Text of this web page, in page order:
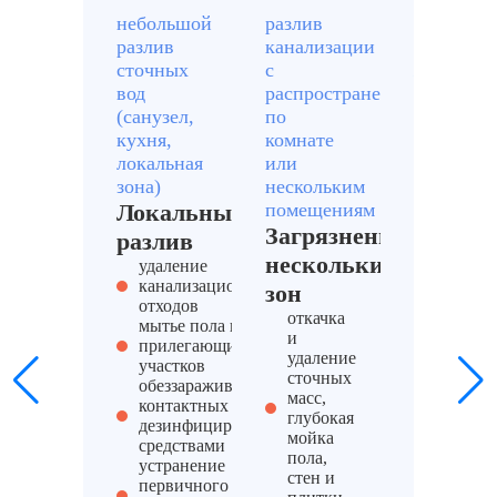
Демонтаж и утилизация заражённых
материалов
небольшой
разлив
сточных
вод
(санузел,
кухня,
локальная
зона)
Локальный
разлив
удаление
канализационных
отходов
мытье пола и
прилегающих
участков
обеззараживание
контактных зон
дезинфицирующими
средствами
устранение
первичного
разлив
канализации
с
распространением
по
комнате
или
нескольким
помещениям
Загрязнение
нескольких
зон
откачка
и
удаление
сточных
масс,
глубокая
мойка
пола,
стен и
грязь
чистка